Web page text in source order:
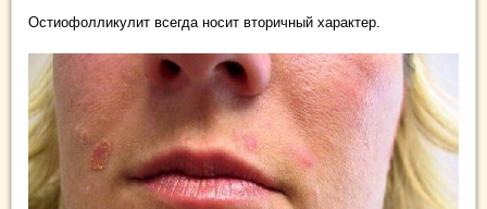
Остиофолликулит всегда носит вторичный характер.